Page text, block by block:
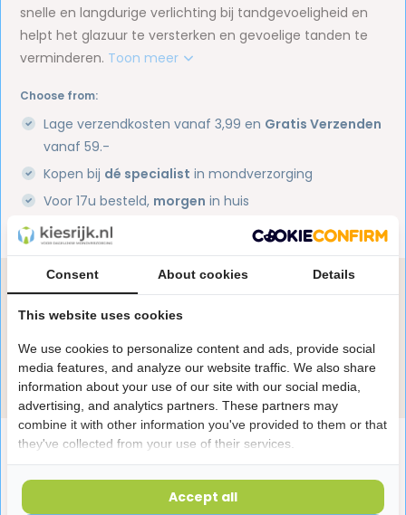
snelle en langdurige verlichting bij tandgevoeligheid en
helpt het glazuur te versterken en gevoelige tanden te
verminderen. Toon meer
Choose from:
Lage verzendkosten vanaf 3,99 en Gratis Verzenden
vanaf 59.-
Kopen bij dé specialist in mondverzorging
Voor 17u besteld, morgen in huis
1 miljoen+tevreden klanten
Productomschrijving
Heb je een vraag over dit product?
Onze specialisten helpen je graag! Spreek ons aan
Stuur e-mail
Consent About cookies Details
This website uses cookies
We use cookies to personalize content and ads, provide social
media features, and analyze our website traffic. We also share
information about your use of our site with our social media,
advertising, and analytics partners. These partners may
combine it with other information you've provided to them or that
they've collected from your use of their services.
Accept all